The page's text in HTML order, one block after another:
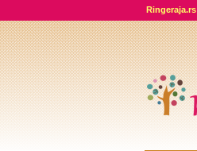
Ringeraja.rs